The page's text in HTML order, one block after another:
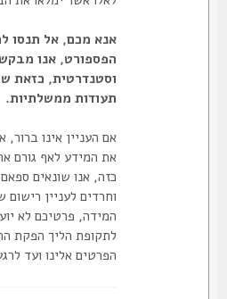
אנא מכם, אל תנסו
הפספורט, אנו מבקשים
וסטנדרטית, כזאת
תעודות ממשלתיות.
אם העניין אינו ברור,
את המידע לאף גורם אחר
כזה, אנו שונאים ספאם
וחרדים לעניין רישום
המידה, פרטיכם לא יועברו
לתקופת הליך הפקת
הפרטים אלינו ועד לרגע